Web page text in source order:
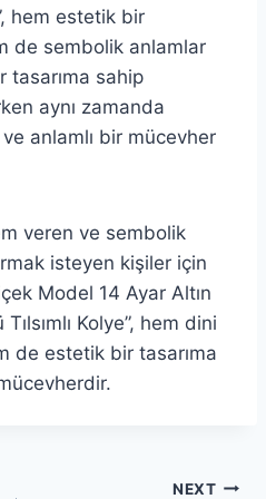
hem estetik bir
de sembolik anlamlar
tasarıma sahip
aynı zamanda
ve anlamlı bir mücevher
veren ve sembolik
isteyen kişiler için
Model 14 Ayar Altın
Kolye”, hem dini
de estetik bir tasarıma
NEXT